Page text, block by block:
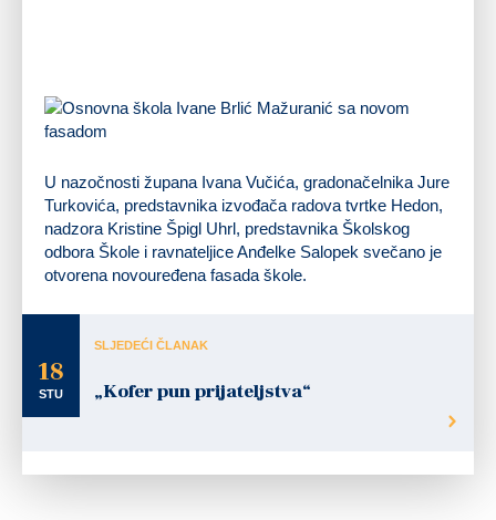
U nazočnosti župana Ivana Vučića, gradonačelnika Jure
Turkovića, predstavnika izvođača radova tvrtke Hedon,
nadzora Kristine Špigl Uhrl, predstavnika Školskog
odbora Škole i ravnateljice Anđelke Salopek svečano je
otvorena novouređena fasada škole.
18
STU
SLJEDEĆI ČLANAK
„Kofer pun prijateljstva“